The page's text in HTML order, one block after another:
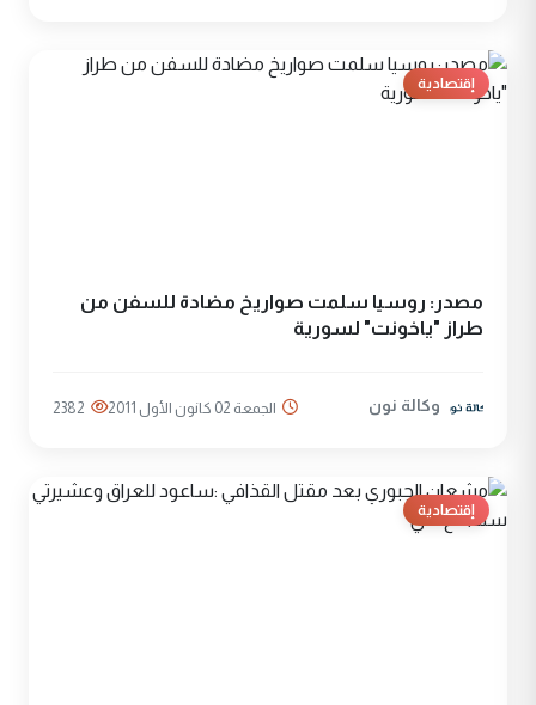
إقتصادية
مصدر: روسيا سلمت صواريخ مضادة للسفن من
طراز "ياخونت" لسورية
وكالة نون الجمعة 02 كانون الأول 2011 2382
إقتصادية